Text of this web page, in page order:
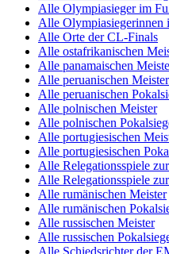
Alle Olympiasieger im
Alle Olympiasiegerinnen
Alle Orte der CL-Finals
Alle ostafrikanischen
Alle panamaischen
Alle peruanischen Meister
Alle peruanischen
Alle polnischen Meister
Alle polnischen
Alle portugiesischen
Alle portugiesischen
Alle Relegationsspiele
Alle Relegationsspiele
Alle rumänischen Meister
Alle rumänischen
Alle russischen Meister
Alle russischen
Alle Schiedsrichter der